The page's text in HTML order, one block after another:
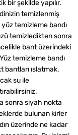
bir şekilde yapılır.
temizlenmiş
yüz temizleme bandı
temizledikten sonra
bant üzerindeki
temizleme bandı
bantları ıslatmak.
su ile
sonra siyah nokta
bulunan kirler
üzerinde ne kadar